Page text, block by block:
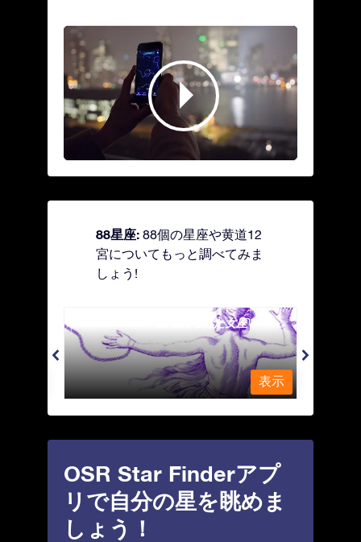
88星座: 88個の星座や黄道12
宮についてもっと調べてみま
しょう!
Andromeda - 鎖で縛られた女座
表示
OSR Star Finderアプ
リで自分の星を眺めま
しょう！